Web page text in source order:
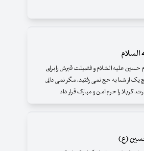
السلام
حسین علیه السّلام و فضیلت قبرش را برای
یک از شما به حج نمی رفتید. مگر نمی دانی
را حرم امن و مبارک قرار داد
(ع)